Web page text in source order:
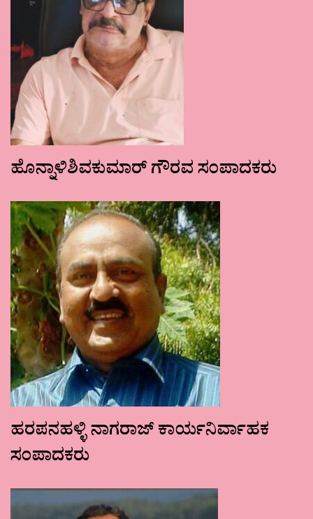
ಹೊನ್ನಾಳಿಶಿವಕುಮಾರ್ ಗೌರವ ಸಂಪಾದಕರು
ಹರಪನಹಳ್ಳಿ ನಾಗರಾಜ್ ಕಾರ್ಯನಿರ್ವಾಹಕ
ಸಂಪಾದಕರು